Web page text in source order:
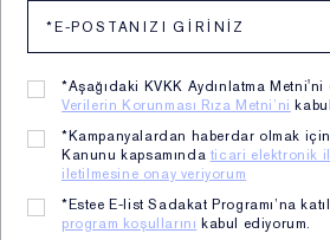
bileşenler hakkında daha fazlasını
Filtrele:ALL A-C D-G H-
*Aşağıdaki KVKK Aydınlatma Metni'ni
Verilerin Korunması Rıza Metni’ni
*Kampanyalardan haberdar olmak
Kanunu kapsamında ticari elektronik
iletilmesine onay veriyorum
*Estee E-list Sadakat Programı’na
program koşullarını kabul ediyorum.